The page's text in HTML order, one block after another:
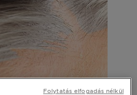
Folytatás elfogadás nélkül